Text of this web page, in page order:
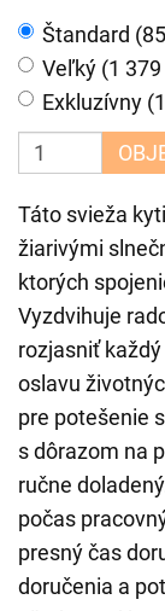
Štandard
Veľký (1 379
Exkluzívny
Táto svieža
žiarivými
ktorých
Vyzdvihuje
rozjasniť
oslavu
pre potešenie
s dôrazom na
ručne
počas
presný čas
doručenia a